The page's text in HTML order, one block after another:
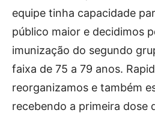
equipe tinha capacidade
público maior e decidimos
imunização do segundo
faixa de 75 a 79 anos.
reorganizamos e também
recebendo a primeira dose